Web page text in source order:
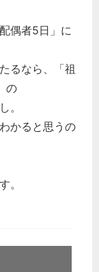
偶者5日」に
るなら、「祖
の
。
かると思うの
。